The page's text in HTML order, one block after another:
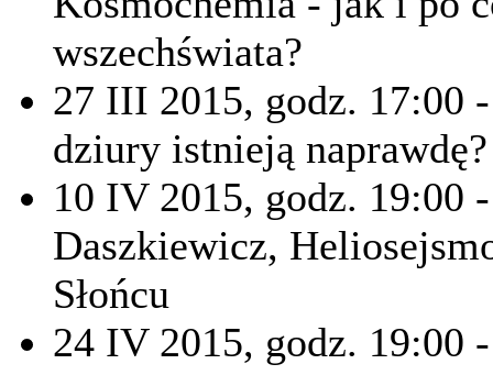
wszechświata?
27 III 2015, godz. 17:00
dziury istnieją naprawdę?
10 IV 2015, godz. 19:00
Daszkiewicz,
Słońcu
24 IV 2015, godz. 19:00